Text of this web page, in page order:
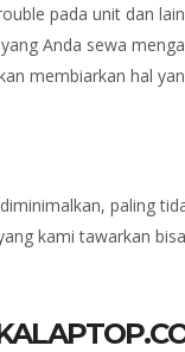
pada unit dan
Anda sewa
membiarkan hal
paling
kami tawarkan